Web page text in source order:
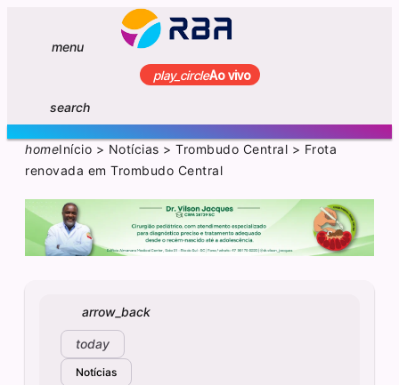
menu
play_circleAo vivo
search
homeInício > Notícias >Trombudo Central > Frota
renovada em Trombudo Central
arrow_back
today
Notícias